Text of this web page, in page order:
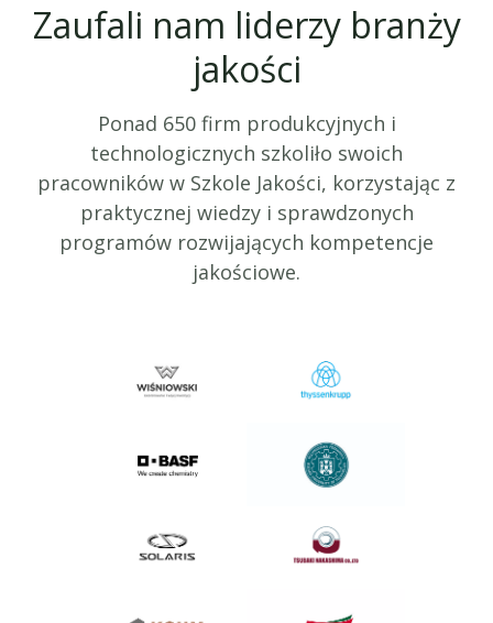
Zaufali nam liderzy branży
jakości
Ponad 650 firm produkcyjnych i
technologicznych szkoliło swoich
pracowników w Szkole Jakości, korzystając z
praktycznej wiedzy i sprawdzonych
programów rozwijających kompetencje
jakościowe.